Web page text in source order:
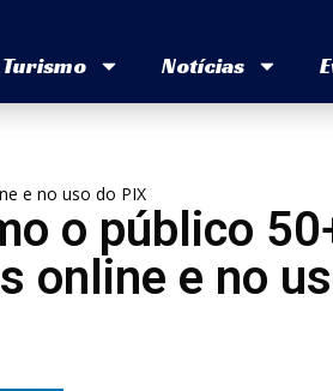
Notícias
e no uso do PIX
o público
online e no